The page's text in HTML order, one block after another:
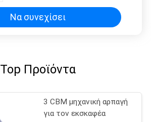
Να συνεχίσει
Top Προϊόντα
3 CBM μηχανική αρπαγή
για τον εκσκαφέα